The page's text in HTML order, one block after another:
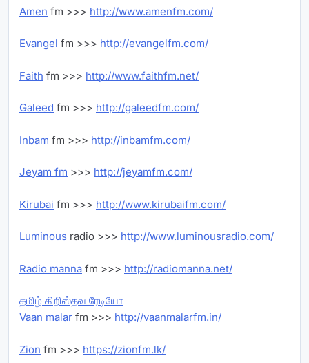
Amen fm >>> http://www.amenfm.com/
Evangel fm >>> http://evangelfm.com/
Faith fm >>> http://www.faithfm.net/
Galeed fm >>> http://galeedfm.com/
Inbam fm >>> http://inbamfm.com/
Jeyam fm >>> http://jeyamfm.com/
Kirubai fm >>> http://www.kirubaifm.com/
Luminous radio >>> http://www.luminousradio.com/
Radio manna fm >>> http://radiomanna.net/
தமிழ் கிறிஸ்தவ ரேடியோ
Vaan malar fm >>> http://vaanmalarfm.in/
Zion fm >>> https://zionfm.lk/